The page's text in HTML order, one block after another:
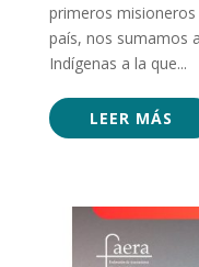
primeros
país, nos sumamos
Indígenas a la que...
LEER MÁS